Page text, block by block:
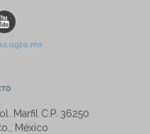
Marfil C.P. 36250
México